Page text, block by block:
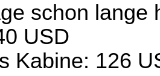
schon
USD
Kabine: 126